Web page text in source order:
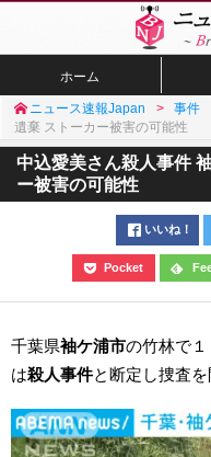
ホーム
ニュース速報Japan 事件
遺棄 ストーカー被害の可能性
中込愛美さん殺人事件
ー被害の可能性
いいね！
Pocket
千葉県袖ケ浦市の竹林で
は殺人事件と断定し捜査を